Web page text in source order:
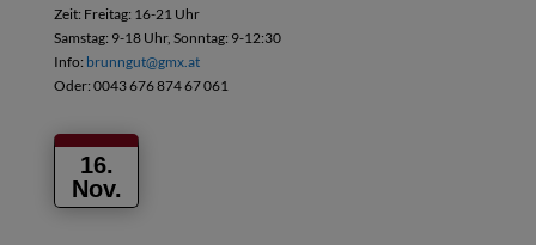
Zeit: Freitag: 16-21 Uhr
Samstag: 9-18 Uhr, Sonntag: 9-12:30
Info: brunngut@gmx.at
Oder: 0043 676 874 67 061
16.
Nov.